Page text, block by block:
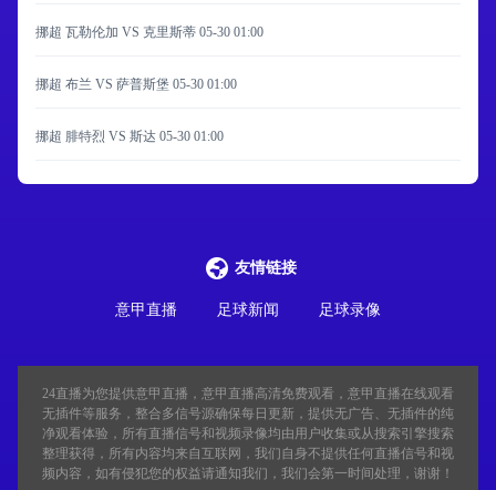
挪超 瓦勒伦加 VS 克里斯蒂 05-30 01:00
挪超 布兰 VS 萨普斯堡 05-30 01:00
挪超 腓特烈 VS 斯达 05-30 01:00
友情链接
意甲直播 足球新闻 足球录像
24直播为您提供意甲直播，意甲直播高清免费观看，意甲直播在线观看
无插件等服务，整合多信号源确保每日更新，提供无广告、无插件的纯
净观看体验，所有直播信号和视频录像均由用户收集或从搜索引擎搜索
整理获得，所有内容均来自互联网，我们自身不提供任何直播信号和视
频内容，如有侵犯您的权益请通知我们，我们会第一时间处理，谢谢！